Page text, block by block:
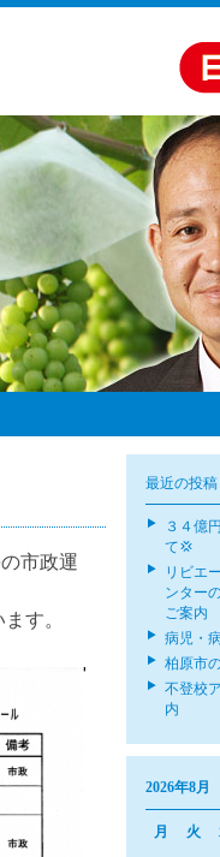
市政運
す。
最近の投稿
３４億
て💢
リビエ
ンター
ご案内
病児・
柏原市
不登校
内
2026年8月
月 火